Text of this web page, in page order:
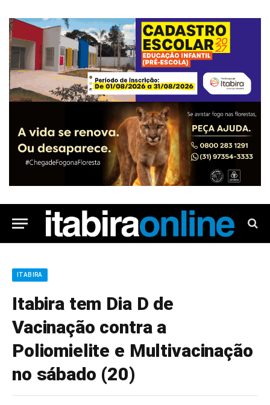
ITABIRA
Itabira tem Dia D de
Vacinação contra a
Poliomielite e Multivacinação
no sábado (20)